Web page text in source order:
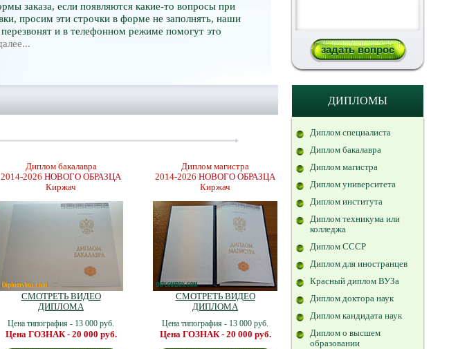
заказа, если появляются какие-то вопросы при
просим эти строчки в форме не заполнять, наши
и в телефонном режиме помогут это
Диплом бакалавра
2014-2026 НОВОГО ОБРАЗЦА
Киржач
СМОТРЕТЬ ВИДЕО
ДИПЛОМА
Цена типография - 13 000 руб.
Цена ГОЗНАК - 20 000 руб.
Диплом магистра
2014-2026 НОВОГО ОБРАЗЦА
Киржач
СМОТРЕТЬ ВИДЕО
ДИПЛОМА
Цена типография - 13 000 руб.
Цена ГОЗНАК - 20 000 руб.
ДИПЛОМЫ
Диплом специалиста
Диплом бакалавра
Диплом магистра
Диплом университета
Диплом института
Диплом техникума или
колледжа
Диплом СССР
Диплом для иностранцев
Красный диплом ВУЗа
Диплом доктора наук
Диплом кандидата наук
Диплом о высшем
образовании